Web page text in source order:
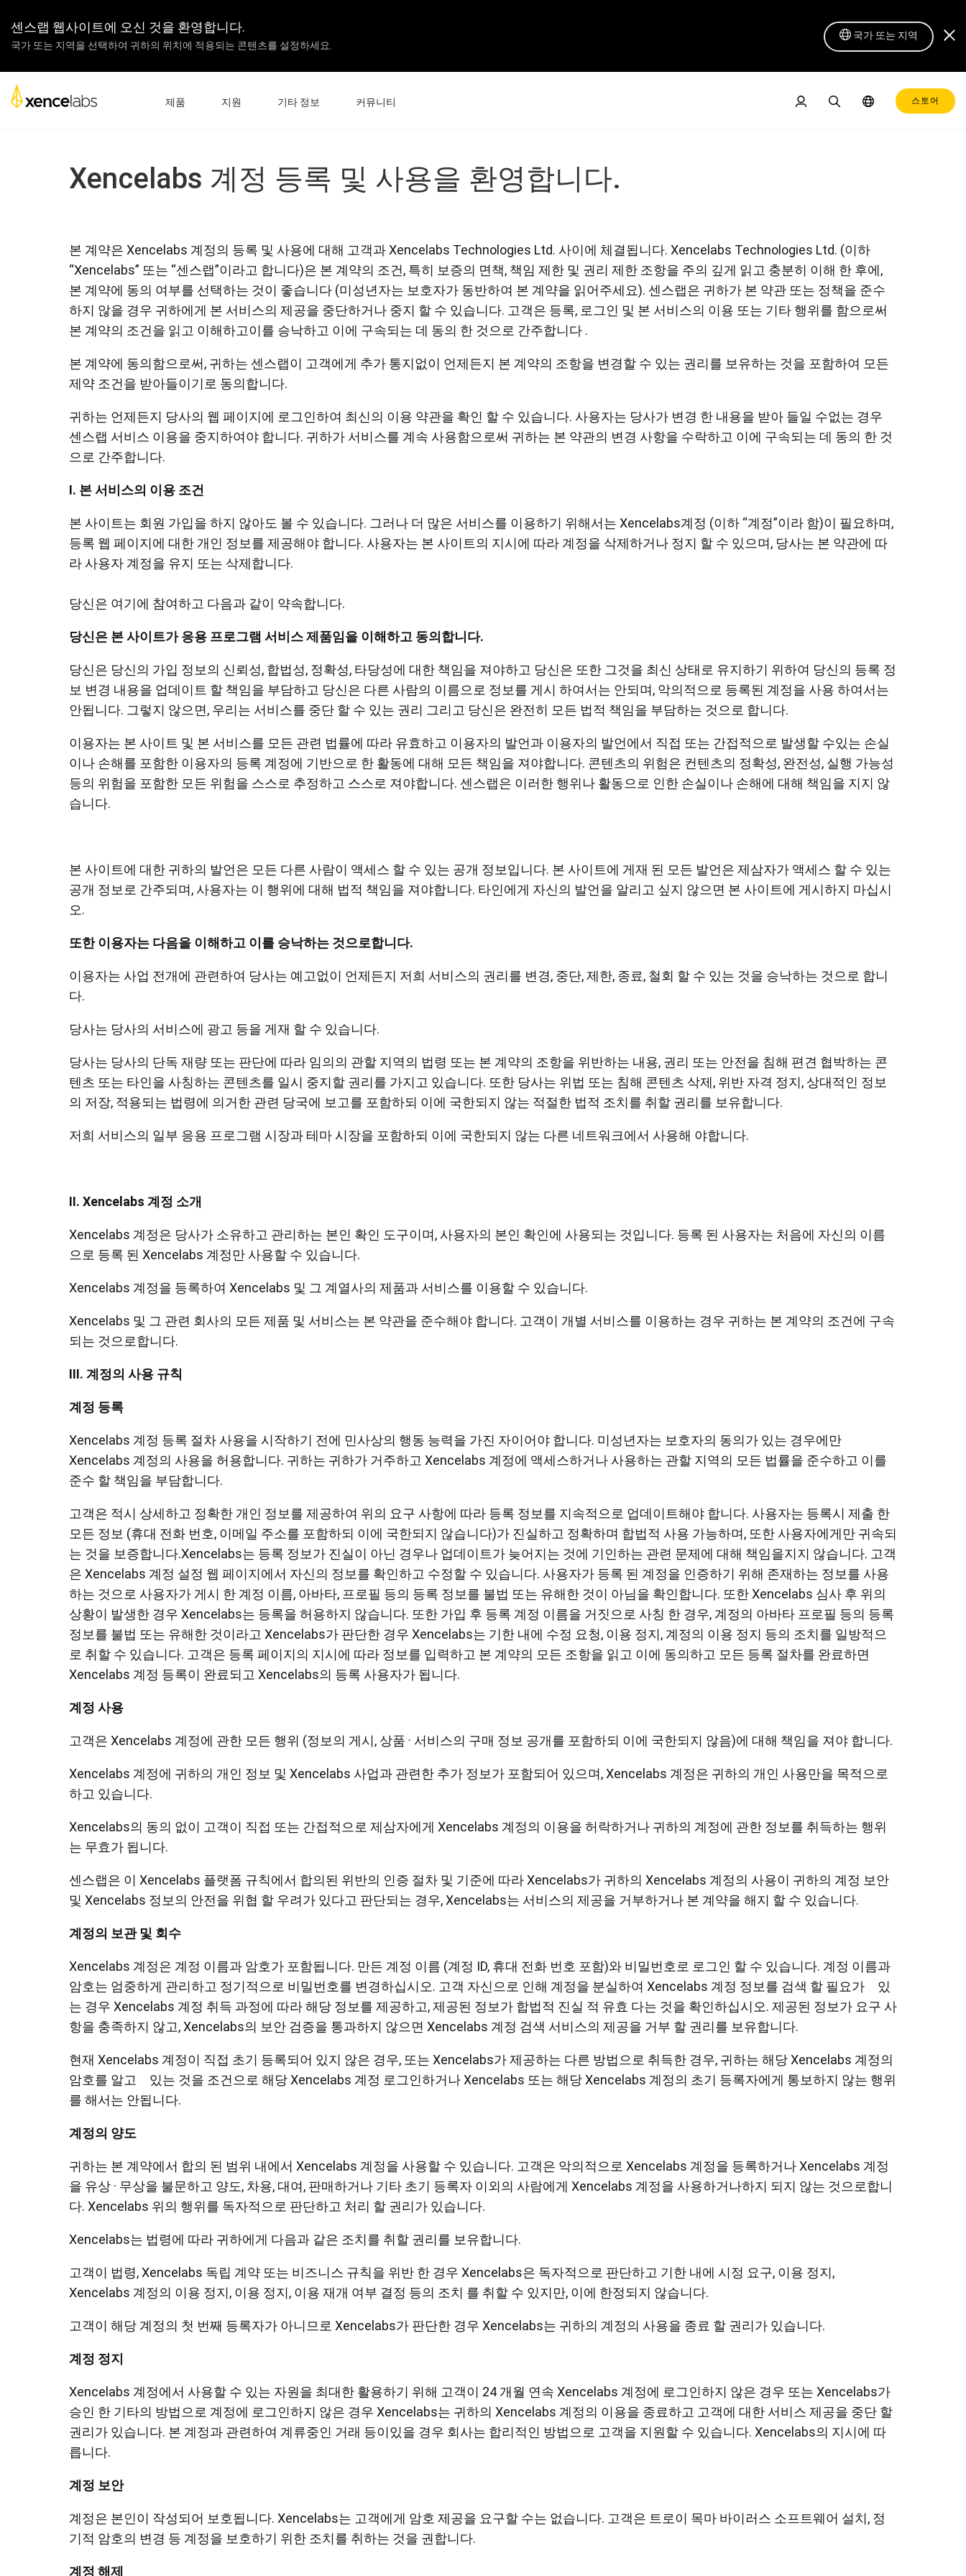
센스랩 웹사이트에 오신 것을 환영합니다.
국가 또는 지역을 선택하여 귀하의 위치에 적용되는 콘텐츠를 설정하세요.
국가 또는 지역
제품
펜 디스플레이 24 펜 디스플레이 16 번들 펜 디스플레이 16
모두보기
펜 타블렛 미디엄 번들 SE 펜 타블렛 미디엄 번들 펜 타블렛 미디엄 펜 타블렛 스몰
센스랩 퀵 키즈
모두보기
지원
제품 설정
튜토리얼 영상
문의하기
기타 정보
엔터프라이즈
교육
커뮤니티
뉴스 및 리뷰
스토어
Xencelabs 계정 등록 및 사용을 환영합니다.
본 계약은 Xencelabs 계정의 등록 및 사용에 대해 고객과 Xencelabs Technologies Ltd. 사이에 체결됩니다. Xencelabs Technologies Ltd. (이하
“Xencelabs” 또는 “센스랩”이라고 합니다)은 본 계약의 조건, 특히 보증의 면책, 책임 제한 및 권리 제한 조항을 주의 깊게 읽고 충분히 이해 한 후에,
본 계약에 동의 여부를 선택하는 것이 좋습니다 (미성년자는 보호자가 동반하여 본 계약을 읽어주세요). 센스랩은 귀하가 본 약관 또는 정책을 준수
하지 않을 경우 귀하에게 본 서비스의 제공을 중단하거나 중지 할 수 있습니다. 고객은 등록, 로그인 및 본 서비스의 이용 또는 기타 행위를 함으로써
본 계약의 조건을 읽고 이해하고이를 승낙하고 이에 구속되는 데 동의 한 것으로 간주합니다 .
본 계약에 동의함으로써, 귀하는 센스랩이 고객에게 추가 통지없이 언제든지 본 계약의 조항을 변경할 수 있는 권리를 보유하는 것을 포함하여 모든
제약 조건을 받아들이기로 동의합니다.
귀하는 언제든지 당사의 웹 페이지에 로그인하여 최신의 이용 약관을 확인 할 수 있습니다. 사용자는 당사가 변경 한 내용을 받아 들일 수없는 경우
센스랩 서비스 이용을 중지하여야 합니다. 귀하가 서비스를 계속 사용함으로써 귀하는 본 약관의 변경 사항을 수락하고 이에 구속되는 데 동의 한 것
으로 간주합니다.
I. 본 서비스의 이용 조건
본 사이트는 회원 가입을 하지 않아도 볼 수 있습니다. 그러나 더 많은 서비스를 이용하기 위해서는 Xencelabs계정 (이하 “계정”이라 함)이 필요하며,
등록 웹 페이지에 대한 개인 정보를 제공해야 합니다. 사용자는 본 사이트의 지시에 따라 계정을 삭제하거나 정지 할 수 있으며, 당사는 본 약관에 따
라 사용자 계정을 유지 또는 삭제합니다.
당신은 여기에 참여하고 다음과 같이 약속합니다.
당신은 본 사이트가 응용 프로그램 서비스 제품임을 이해하고 동의합니다.
당신은 당신의 가입 정보의 신뢰성, 합법성, 정확성, 타당성에 대한 책임을 져야하고 당신은 또한 그것을 최신 상태로 유지하기 위하여 당신의 등록 정
보 변경 내용을 업데이트 할 책임을 부담하고 당신은 다른 사람의 이름으로 정보를 게시 하여서는 안되며, 악의적으로 등록된 계정을 사용 하여서는
안됩니다. 그렇지 않으면, 우리는 서비스를 중단 할 수 있는 권리 그리고 당신은 완전히 모든 법적 책임을 부담하는 것으로 합니다.
이용자는 본 사이트 및 본 서비스를 모든 관련 법률에 따라 유효하고 이용자의 발언과 이용자의 발언에서 직접 또는 간접적으로 발생할 수있는 손실
이나 손해를 포함한 이용자의 등록 계정에 기반으로 한 활동에 대해 모든 책임을 져야합니다. 콘텐츠의 위험은 컨텐츠의 정확성, 완전성, 실행 가능성
등의 위험을 포함한 모든 위험을 스스로 추정하고 스스로 져야합니다. 센스랩은 이러한 행위나 활동으로 인한 손실이나 손해에 대해 책임을 지지 않
습니다.
본 사이트에 대한 귀하의 발언은 모든 다른 사람이 액세스 할 수 있는 공개 정보입니다. 본 사이트에 게재 된 모든 발언은 제삼자가 액세스 할 수 있는
공개 정보로 간주되며, 사용자는 이 행위에 대해 법적 책임을 져야합니다. 타인에게 자신의 발언을 알리고 싶지 않으면 본 사이트에 게시하지 마십시
오.
또한 이용자는 다음을 이해하고 이를 승낙하는 것으로합니다.
이용자는 사업 전개에 관련하여 당사는 예고없이 언제든지 저희 서비스의 권리를 변경, 중단, 제한, 종료, 철회 할 수 있는 것을 승낙하는 것으로 합니
다.
당사는 당사의 서비스에 광고 등을 게재 할 수 있습니다.
당사는 당사의 단독 재량 또는 판단에 따라 임의의 관할 지역의 법령 또는 본 계약의 조항을 위반하는 내용, 권리 또는 안전을 침해 편견 협박하는 콘
텐츠 또는 타인을 사칭하는 콘텐츠를 일시 중지할 권리를 가지고 있습니다. 또한 당사는 위법 또는 침해 콘텐츠 삭제, 위반 자격 정지, 상대적인 정보
의 저장, 적용되는 법령에 의거한 관련 당국에 보고를 포함하되 이에 국한되지 않는 적절한 법적 조치를 취할 권리를 보유합니다.
저희 서비스의 일부 응용 프로그램 시장과 테마 시장을 포함하되 이에 국한되지 않는 다른 네트워크에서 사용해 야합니다.
II. Xencelabs 계정 소개
Xencelabs 계정은 당사가 소유하고 관리하는 본인 확인 도구이며, 사용자의 본인 확인에 사용되는 것입니다. 등록 된 사용자는 처음에 자신의 이름
으로 등록 된 Xencelabs 계정만 사용할 수 있습니다.
Xencelabs 계정을 등록하여 Xencelabs 및 그 계열사의 제품과 서비스를 이용할 수 있습니다.
Xencelabs 및 그 관련 회사의 모든 제품 및 서비스는 본 약관을 준수해야 합니다. 고객이 개별 서비스를 이용하는 경우 귀하는 본 계약의 조건에 구속
되는 것으로합니다.
III. 계정의 사용 규칙
계정 등록
Xencelabs 계정 등록 절차 사용을 시작하기 전에 민사상의 행동 능력을 가진 자이어야 합니다. 미성년자는 보호자의 동의가 있는 경우에만
Xencelabs 계정의 사용을 허용합니다. 귀하는 귀하가 거주하고 Xencelabs 계정에 액세스하거나 사용하는 관할 지역의 모든 법률을 준수하고 이를
준수 할 책임을 부담합니다.
고객은 적시 상세하고 정확한 개인 정보를 제공하여 위의 요구 사항에 따라 등록 정보를 지속적으로 업데이트해야 합니다. 사용자는 등록시 제출 한
모든 정보 (휴대 전화 번호, 이메일 주소를 포함하되 이에 국한되지 않습니다)가 진실하고 정확하며 합법적 사용 가능하며, 또한 사용자에게만 귀속되
는 것을 보증합니다.Xencelabs는 등록 정보가 진실이 아닌 경우나 업데이트가 늦어지는 것에 기인하는 관련 문제에 대해 책임을지지 않습니다. 고객
은 Xencelabs 계정 설정 웹 페이지에서 자신의 정보를 확인하고 수정할 수 있습니다. 사용자가 등록 된 계정을 인증하기 위해 존재하는 정보를 사용
하는 것으로 사용자가 게시 한 계정 이름, 아바타, 프로필 등의 등록 정보를 불법 또는 유해한 것이 아님을 확인합니다. 또한 Xencelabs 심사 후 위의
상황이 발생한 경우 Xencelabs는 등록을 허용하지 않습니다. 또한 가입 후 등록 계정 이름을 거짓으로 사칭 한 경우, 계정의 아바타 프로필 등의 등록
정보를 불법 또는 유해한 것이라고 Xencelabs가 판단한 경우 Xencelabs는 기한 내에 수정 요청, 이용 정지, 계정의 이용 정지 등의 조치를 일방적으
로 취할 수 있습니다. 고객은 등록 페이지의 지시에 따라 정보를 입력하고 본 계약의 모든 조항을 읽고 이에 동의하고 모든 등록 절차를 완료하면
Xencelabs 계정 등록이 완료되고 Xencelabs의 등록 사용자가 됩니다.
계정 사용
고객은 Xencelabs 계정에 관한 모든 행위 (정보의 게시, 상품 · 서비스의 구매 정보 공개를 포함하되 이에 국한되지 않음)에 대해 책임을 져야 합니다.
Xencelabs 계정에 귀하의 개인 정보 및 Xencelabs 사업과 관련한 추가 정보가 포함되어 있으며, Xencelabs 계정은 귀하의 개인 사용만을 목적으로
하고 있습니다.
Xencelabs의 동의 없이 고객이 직접 또는 간접적으로 제삼자에게 Xencelabs 계정의 이용을 허락하거나 귀하의 계정에 관한 정보를 취득하는 행위
는 무효가 됩니다.
센스랩은 이 Xencelabs 플랫폼 규칙에서 합의된 위반의 인증 절차 및 기준에 따라 Xencelabs가 귀하의 Xencelabs 계정의 사용이 귀하의 계정 보안
및 Xencelabs 정보의 안전을 위협 할 우려가 있다고 판단되는 경우, Xencelabs는 서비스의 제공을 거부하거나 본 계약을 해지 할 수 있습니다.
계정의 보관 및 회수
Xencelabs 계정은 계정 이름과 암호가 포함됩니다. 만든 계정 이름 (계정 ID, 휴대 전화 번호 포함)와 비밀번호로 로그인 할 수 있습니다. 계정 이름과
암호는 엄중하게 관리하고 정기적으로 비밀번호를 변경하십시오. 고객 자신으로 인해 계정을 분실하여 Xencelabs 계정 정보를 검색 할 필요가 있
는 경우 Xencelabs 계정 취득 과정에 따라 해당 정보를 제공하고, 제공된 정보가 합법적 진실 적 유효 다는 것을 확인하십시오. 제공된 정보가 요구 사
항을 충족하지 않고, Xencelabs의 보안 검증을 통과하지 않으면 Xencelabs 계정 검색 서비스의 제공을 거부 할 권리를 보유합니다.
현재 Xencelabs 계정이 직접 초기 등록되어 있지 않은 경우, 또는 Xencelabs가 제공하는 다른 방법으로 취득한 경우, 귀하는 해당 Xencelabs 계정의
암호를 알고 있는 것을 조건으로 해당 Xencelabs 계정 로그인하거나 Xencelabs 또는 해당 Xencelabs 계정의 초기 등록자에게 통보하지 않는 행위
를 해서는 안됩니다.
계정의 양도
귀하는 본 계약에서 합의 된 범위 내에서 Xencelabs 계정을 사용할 수 있습니다. 고객은 악의적으로 Xencelabs 계정을 등록하거나 Xencelabs 계정
을 유상 · 무상을 불문하고 양도, 차용, 대여, 판매하거나 기타 초기 등록자 이외의 사람에게 Xencelabs 계정을 사용하거나하지 되지 않는 것으로합니
다. Xencelabs 위의 행위를 독자적으로 판단하고 처리 할 권리가 있습니다.
Xencelabs는 법령에 따라 귀하에게 다음과 같은 조치를 취할 권리를 보유합니다.
고객이 법령, Xencelabs 독립 계약 또는 비즈니스 규칙을 위반 한 경우 Xencelabs은 독자적으로 판단하고 기한 내에 시정 요구, 이용 정지,
Xencelabs 계정의 이용 정지, 이용 정지, 이용 재개 여부 결정 등의 조치 를 취할 수 있지만, 이에 한정되지 않습니다.
고객이 해당 계정의 첫 번째 등록자가 아니므로 Xencelabs가 판단한 경우 Xencelabs는 귀하의 계정의 사용을 종료 할 권리가 있습니다.
계정 정지
Xencelabs 계정에서 사용할 수 있는 자원을 최대한 활용하기 위해 고객이 24 개월 연속 Xencelabs 계정에 로그인하지 않은 경우 또는 Xencelabs가
승인 한 기타의 방법으로 계정에 로그인하지 않은 경우 Xencelabs는 귀하의 Xencelabs 계정의 이용을 종료하고 고객에 대한 서비스 제공을 중단 할
권리가 있습니다. 본 계정과 관련하여 계류중인 거래 등이있을 경우 회사는 합리적인 방법으로 고객을 지원할 수 있습니다. Xencelabs의 지시에 따
릅니다.
계정 보안
계정은 본인이 작성되어 보호됩니다. Xencelabs는 고객에게 암호 제공을 요구할 수는 없습니다. 고객은 트로이 목마 바이러스 소프트웨어 설치, 정
기적 암호의 변경 등 계정을 보호하기 위한 조치를 취하는 것을 권합니다.
계정 해제